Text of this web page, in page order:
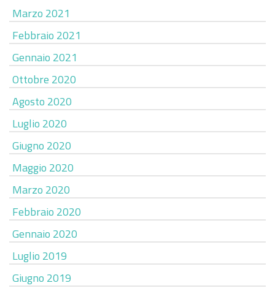
Marzo 2021
Febbraio 2021
Gennaio 2021
Ottobre 2020
Agosto 2020
Luglio 2020
Giugno 2020
Maggio 2020
Marzo 2020
Febbraio 2020
Gennaio 2020
Luglio 2019
Giugno 2019